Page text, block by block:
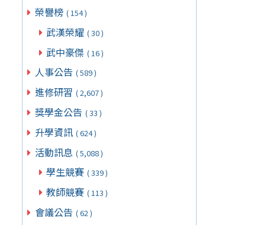
榮譽榜 ( 154 )
武漢榮耀 ( 30 )
武中豪傑 ( 16 )
人事公告 ( 589 )
進修研習 ( 2,607 )
獎學金公告 ( 33 )
升學資訊 ( 624 )
活動訊息 ( 5,088 )
學生競賽 ( 339 )
教師競賽 ( 113 )
會議公告 ( 62 )